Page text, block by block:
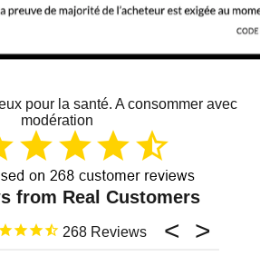
pour la santé. A consommer avec
modération
268